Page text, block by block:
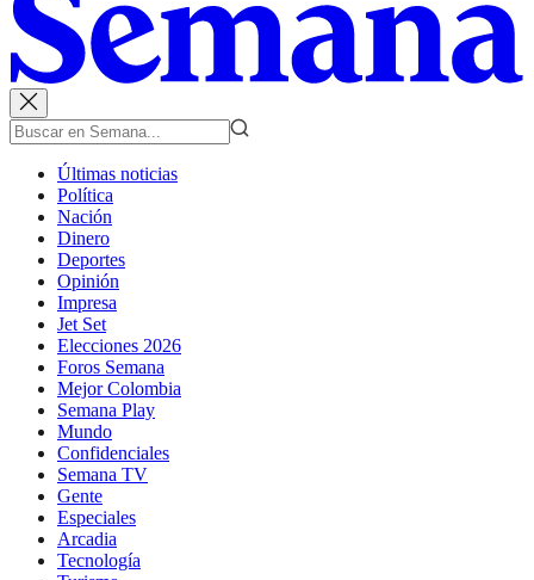
Últimas noticias
Política
Nación
Dinero
Deportes
Opinión
Impresa
Jet Set
Elecciones 2026
Foros Semana
Mejor Colombia
Semana Play
Mundo
Confidenciales
Semana TV
Gente
Especiales
Arcadia
Tecnología